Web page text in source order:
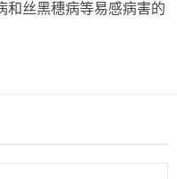
丝黑穗病等易感病害的